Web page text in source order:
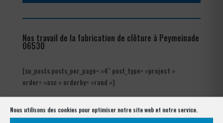
Nous utilisons des cookies pour optimiser notre site web et notre service.
Nos travail de la fabrication de clôture à Peymeinade
06530
[su_posts posts_per_page= »4″ post_type= »project »
order= »asc » orderby= »rand »]
Nos références posés
à Peymeinade 06530